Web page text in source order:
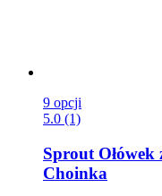
9 opcji
5.0 (1)
Sprout Ołówek
Choinka